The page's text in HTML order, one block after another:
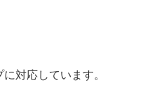
対応しています。